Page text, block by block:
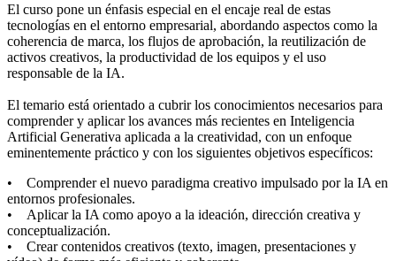
El curso pone un énfasis especial en el encaje real de estas
tecnologías en el entorno empresarial, abordando aspectos como la
coherencia de marca, los flujos de aprobación, la reutilización de
activos creativos, la productividad de los equipos y el uso
responsable de la IA.
El temario está orientado a cubrir los conocimientos necesarios para
comprender y aplicar los avances más recientes en Inteligencia
Artificial Generativa aplicada a la creatividad, con un enfoque
eminentemente práctico y con los siguientes objetivos específicos:
• Comprender el nuevo paradigma creativo impulsado por la IA en
entornos profesionales.
• Aplicar la IA como apoyo a la ideación, dirección creativa y
conceptualización.
• Crear contenidos creativos (texto, imagen, presentaciones y